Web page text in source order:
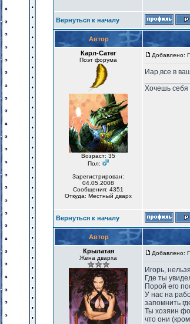
Вернуться к началу
Автор
Карл-Сатег
Поэт форума
Возраст: 35
Пол:
Зарегистрирован:
04.05.2008
Сообщения: 4351
Откуда: Местный дварх
Добавлено:
Иар,все в
Хочешь себя
Вернуться к началу
Автор
Крылатая
Жена дварха
Добавлено:
Игорь,
Где ты
Порой его
У нас на
запомнить
Ты хозяин
что они